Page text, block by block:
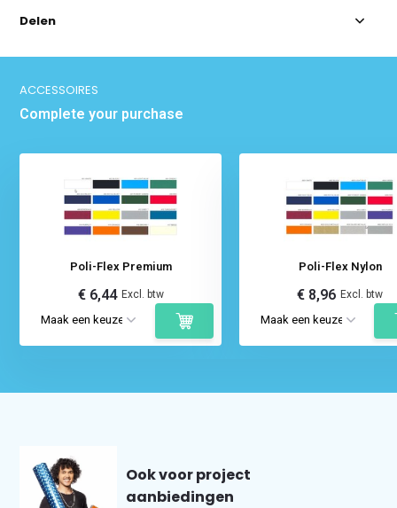
Delen
ACCESSOIRES
Complete your purchase
Poli-Flex Premium
€ 6,44 Excl. btw
Poli-Flex Nylon
€ 8,96 Excl. btw
Ook voor project
aanbiedingen